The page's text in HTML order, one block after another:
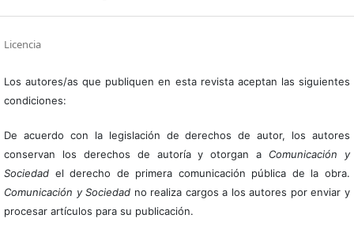
Licencia
Los autores/as que publiquen en esta revista aceptan las siguientes
condiciones:
De acuerdo con la legislación de derechos de autor, los autores
conservan los derechos de autoría y otorgan a Comunicación y
Sociedadel derecho de primera comunicación pública de la obra.
Comunicación y Sociedad no realiza cargos a los autores por enviar y
procesar artículos para su publicación.